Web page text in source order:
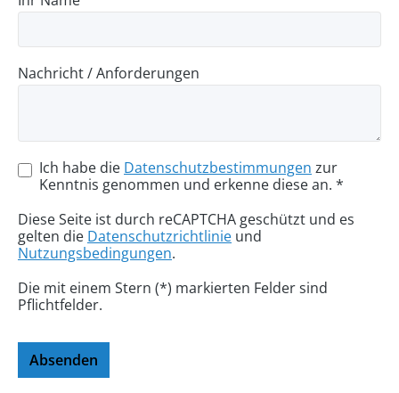
Nachricht / Anforderungen
Ich habe die Datenschutzbestimmungen zur
Kenntnis genommen und erkenne diese an. *
Diese Seite ist durch reCAPTCHA geschützt und es
gelten die Datenschutzrichtlinie und
Nutzungsbedingungen.
Die mit einem Stern (*) markierten Felder sind
Pflichtfelder.
Absenden